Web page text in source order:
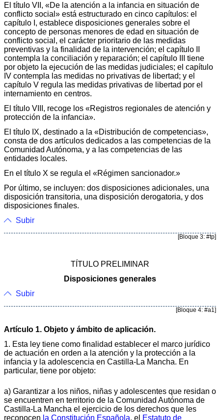
El título VII, «De la atención a la infancia en situación de
conflicto social» está estructurado en cinco capítulos: el
capítulo I, establece disposiciones generales sobre el
concepto de personas menores de edad en situación de
conflicto social, el carácter prioritario de las medidas
preventivas y la finalidad de la intervención; el capítulo II
contempla la conciliación y reparación; el capítulo III tiene
por objeto la ejecución de las medidas judiciales; el capítulo
IV contempla las medidas no privativas de libertad; y el
capítulo V regula las medidas privativas de libertad por el
internamiento en centros.
El título VIII, recoge los «Registros regionales de atención y
protección de la infancia».
El título IX, destinado a la «Distribución de competencias»,
consta de dos artículos dedicados a las competencias de la
Comunidad Autónoma, y a las competencias de las
entidades locales.
En el título X se regula el «Régimen sancionador.»
Por último, se incluyen: dos disposiciones adicionales, una
disposición transitoria, una disposición derogatoria, y dos
disposiciones finales.
Subir
[Bloque 3: #tp]
TÍTULO PRELIMINAR
Disposiciones generales
Subir
[Bloque 4: #a1]
Artículo 1. Objeto y ámbito de aplicación.
1. Esta ley tiene como finalidad establecer el marco jurídico
de actuación en orden a la atención y la protección a la
infancia y la adolescencia en Castilla-La Mancha. En
particular, tiene por objeto:
a) Garantizar a los niños, niñas y adolescentes que residan o
se encuentren en territorio de la Comunidad Autónoma de
Castilla-La Mancha el ejercicio de los derechos que les
reconocen la Constitución Española, el Estatuto de